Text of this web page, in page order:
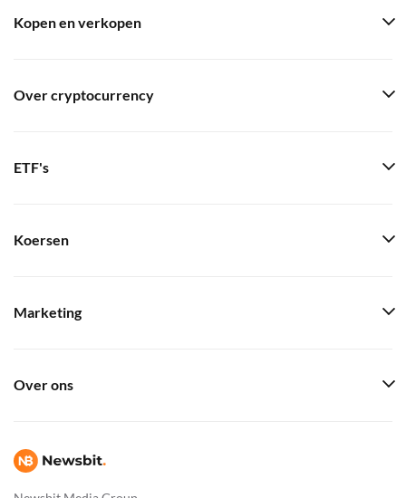
Kopen en verkopen
Over cryptocurrency
ETF's
Koersen
Marketing
Over ons